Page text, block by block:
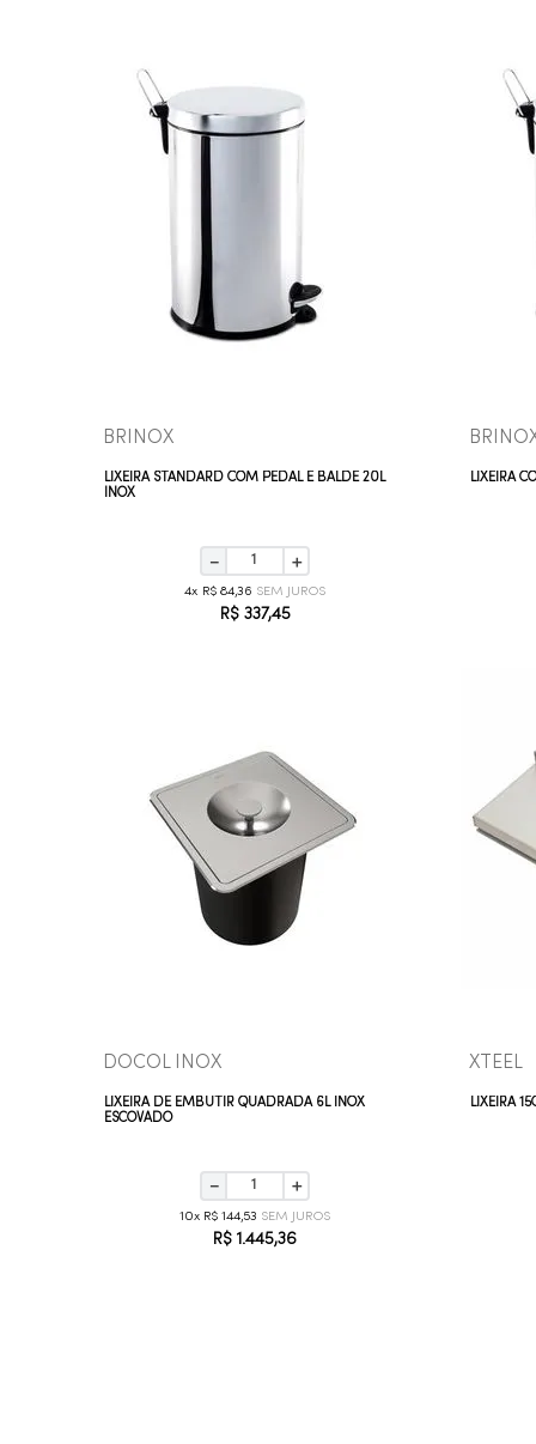
BRINOX
LIXEIRA STANDARD COM PEDAL E BALDE 20L
INOX
＋
－
4 R$ 84,36
R$ 337,45
LIXEIRA
COMPRAR AGORA
DOCOL INOX
LIXEIRA DE EMBUTIR QUADRADA 6L INOX
ESCOVADO
＋
－
10 R$ 144,53
R$ 1 .445,36
XTEEL
LIXEIRA